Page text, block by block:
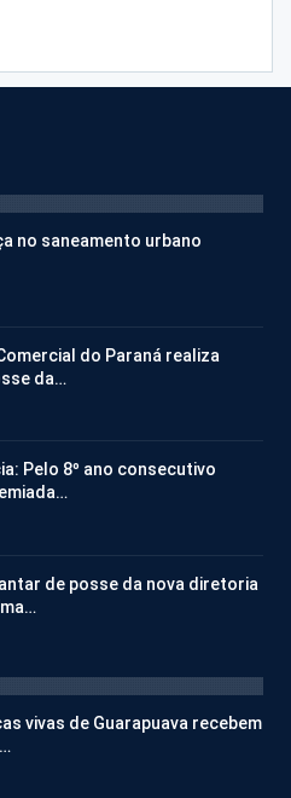
no saneamento urbano
do Paraná realiza
da…
Pelo 8º ano consecutivo
de posse da nova diretoria
vivas de Guarapuava recebem